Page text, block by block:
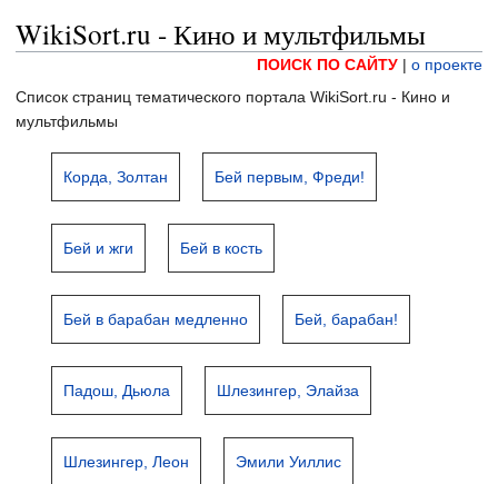
WikiSort.ru - Кино и мультфильмы
ПОИСК ПО САЙТУ | о проекте
Список страниц тематического портала WikiSort.ru - Кино и
мультфильмы
Корда, Золтан Бей первым, Фреди!
Бей и жги Бей в кость
Бей в барабан медленно Бей, барабан!
Падош, Дьюла Шлезингер, Элайза
Шлезингер, Леон Эмили Уиллис